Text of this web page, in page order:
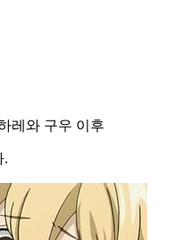
레와 구우 이후
.